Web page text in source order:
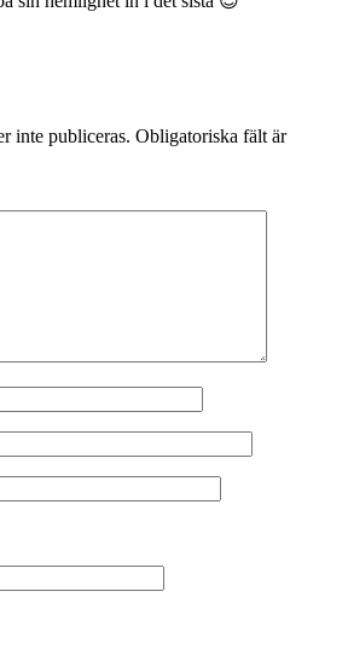
inte publiceras. Obligatoriska fält är